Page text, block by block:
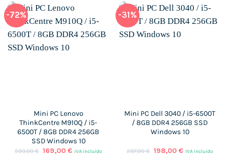
-72%
Mini PC Lenovo
ThinkCentre M910Q / i5-
6500T / 8GB DDR4 256GB
SSD Windows 10
599,00€ El
169,00 €ElIVA incluido
-31%
Mini PC Dell 3040 / i5-6500T
/ 8GB DDR4 256GB SSD
Windows 10
287,00€ El
198,00 €ElIVA incluido